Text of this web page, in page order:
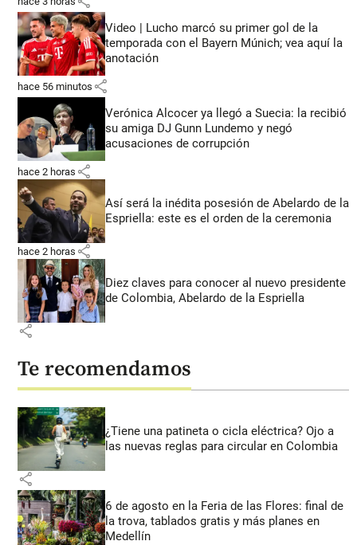
Video | Lucho marcó su primer gol de la
temporada con el Bayern Múnich; vea aquí la
anotación
hace 56 minutos share
Verónica Alcocer ya llegó a Suecia: la recibió
su amiga DJ Gunn Lundemo y negó
acusaciones de corrupción
hace 2 horas share
Así será la inédita posesión de Abelardo de la
Espriella: este es el orden de la ceremonia
hace 2 horas share
Diez claves para conocer al nuevo presidente
de Colombia, Abelardo de la Espriella
share
Te recomendamos
¿Tiene una patineta o cicla eléctrica? Ojo a
las nuevas reglas para circular en Colombia
share
6 de agosto en la Feria de las Flores: final de
la trova, tablados gratis y más planes en
Medellín